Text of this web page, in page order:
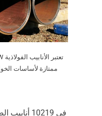
ممتازة لأساسات